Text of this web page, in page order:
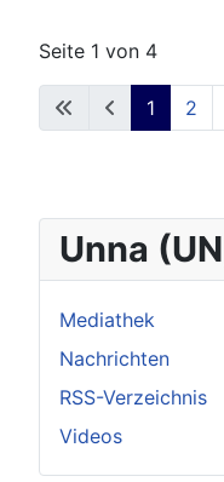
Seite 1 von 4
1 2
Unna
Mediathek
Nachrichten
RSS-Verzeichnis
Videos